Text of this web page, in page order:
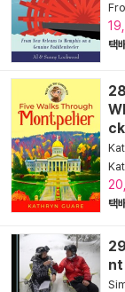
택배
택배